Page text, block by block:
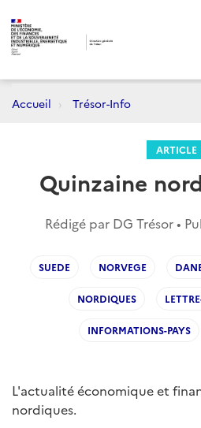
Accueil Trésor-Info
ARTICLE
Quinzaine
Rédigé par DG Trésor •
SUEDE NORVEGE
NORDIQUES
INFORMATIONS-PAYS
L'actualité économique et
nordiques.